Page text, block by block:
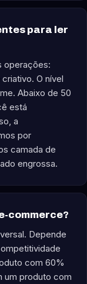
para ler
operações:
O nível
Abaixo de 50
está
a
por
camada de
engrossa.
commerce?
Depende
com 60%
um produto com